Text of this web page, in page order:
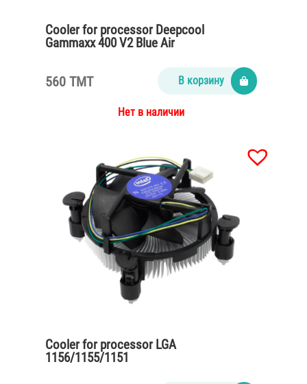
Cooler for processor Deepcool
Gammaxx 400 V2 Blue Air
560 TMT В корзину
Нет в наличии
Cooler for processor LGA
1156/1155/1151